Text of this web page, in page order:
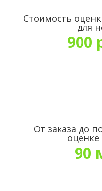
Стоимость
для
900
От заказа до
оценке
90